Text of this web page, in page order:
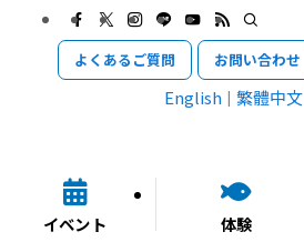
イベント 体験
よくあるご質問 お問い合わせ
English 繁體中文